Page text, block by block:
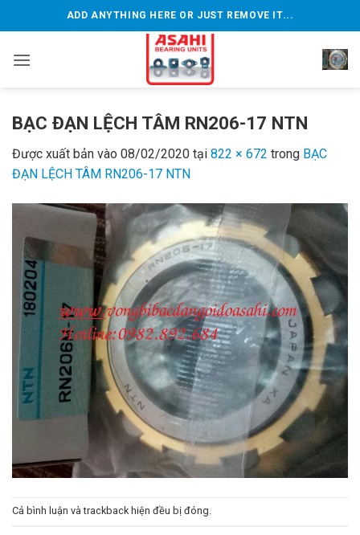
qua
dung
ADD ANYTHING HERE OR JUST REMOVE IT...
BẠC ĐẠN LỆCH TÂM RN206-17 NTN
Được xuất bản vào 08/02/2020 tại 822 × 672 trong BẠC
ĐẠN LỆCH TÂM RN206-17 NTN
Cả bình luận và trackback hiện đều bị đóng.